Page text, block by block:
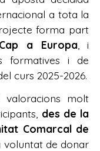
a tota la
forma part
Cap a Europa, i
formatives i de
curs 2025-2026.
molt
des de la
Comarcal de
voluntat de donar